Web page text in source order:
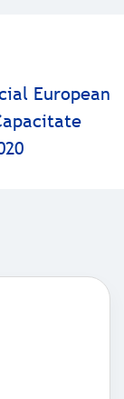
European